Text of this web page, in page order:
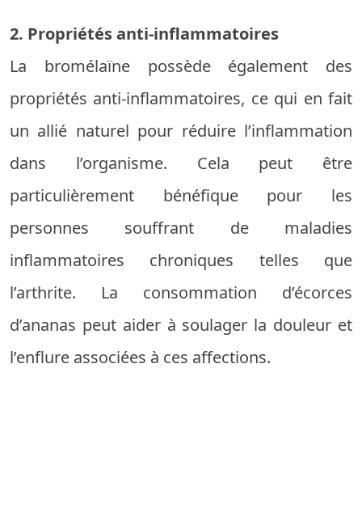
2. Propriétés anti-inflammatoires
La bromélaïne possède également des
propriétés anti-inflammatoires, ce qui en fait
un allié naturel pour réduire l’inflammation
dans l’organisme. Cela peut être
particulièrement bénéfique pour les
personnes souffrant de maladies
inflammatoires chroniques telles que
l’arthrite. La consommation d’écorces
d’ananas peut aider à soulager la douleur et
l’enflure associées à ces affections.